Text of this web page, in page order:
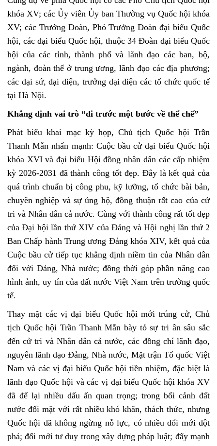
khóa XV; các Ủy viên Ủy ban Thường vụ Quốc hội khóa
XV; các Trưởng Đoàn, Phó Trưởng Đoàn đại biểu Quốc
hội, các đại biểu Quốc hội, thuộc 34 Đoàn đại biểu Quốc
hội của các tỉnh, thành phố và lãnh đạo các ban, bộ,
ngành, đoàn thể ở trung ương, lãnh đạo các địa phương;
các đại sứ, đại diện, trưởng đại diện các tổ chức quốc tế
tại Hà Nội.
Khẳng định vai trò “đi trước một bước về thể chế”
Phát biểu khai mạc kỳ họp, Chủ tịch Quốc hội Trần
Thanh Mẫn nhấn mạnh: Cuộc bầu cử đại biểu Quốc hội
khóa XVI và đại biểu Hội đồng nhân dân các cấp nhiệm
kỳ 2026-2031 đã thành công tốt đẹp. Đây là kết quả của
quá trình chuẩn bị công phu, kỹ lưỡng, tổ chức bài bản,
chuyên nghiệp và sự ủng hộ, đồng thuận rất cao của cử
tri và Nhân dân cả nước. Cùng với thành công rất tốt đẹp
của Đại hội lần thứ XIV của Đảng và Hội nghị lần thứ 2
Ban Chấp hành Trung ương Đảng khóa XIV, kết quả của
Cuộc bầu cử tiếp tục khẳng định niềm tin của Nhân dân
đối với Đảng, Nhà nước; đồng thời góp phần nâng cao
hình ảnh, uy tín của đất nước Việt Nam trên trường quốc
tế.
Thay mặt các vị đại biểu Quốc hội mới trúng cử, Chủ
tịch Quốc hội Trần Thanh Mẫn bày tỏ sự tri ân sâu sắc
đến cử tri và Nhân dân cả nước, các đồng chí lãnh đạo,
nguyên lãnh đạo Đảng, Nhà nước, Mặt trận Tổ quốc Việt
Nam và các vị đại biểu Quốc hội tiền nhiệm, đặc biệt là
lãnh đạo Quốc hội và các vị đại biểu Quốc hội khóa XV
đã để lại nhiều dấu ấn quan trọng; trong bối cảnh đất
nước đối mặt với rất nhiều khó khăn, thách thức, nhưng
Quốc hội đã không ngừng nỗ lực, có nhiều đổi mới đột
phá; đổi mới tư duy trong xây dựng pháp luật; đẩy mạnh